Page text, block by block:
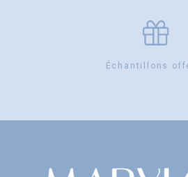
Échantillons